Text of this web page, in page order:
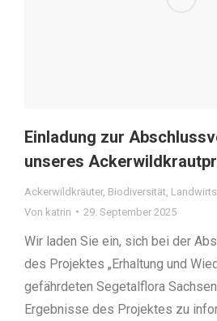
Einladung zur
unseres
Ackerwildkräuter, Biodiversität
Von katrin 29. September 2025
Wir laden Sie ein, sich bei der
des Projektes „Erhaltung und
gefährdeten Segetalflora
Ergebnisse des Projektes zu